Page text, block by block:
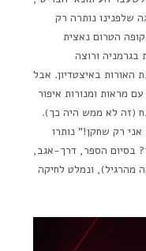
שלפנינו נותרה רק
הטרום נאצית
ורוצה
האורות באיצטדיון. אבל
מראות ומנורות איפור
(זה לא ממש היה כך).
רק שחקן!" נותרו
בסיום הספר, דרך-אגב,
מהרגיל), ונמלט לחיקה